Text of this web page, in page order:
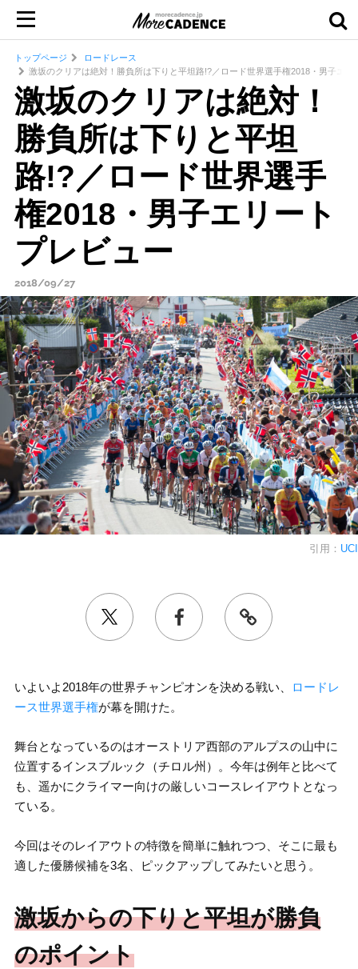
トップページ
ロードレース
激坂のクリアは絶対！勝負所は下りと平坦路!?／ロード世界選手権2018・男子エリ
激坂のクリアは絶対！
勝負所は下りと平坦
路!?／ロード世界選手
権2018・男子エリート
プレビュー
2018/09/27
引用： UCI
いよいよ2018年の世界チャンピオンを決める戦い、
ロードレ
ース世界選手権が幕を開けた。
舞台となっているのはオーストリア西部のアルプスの山中に
位置するインスブルック（チロル州）。今年は例年と比べて
も、遥かにクライマー向けの厳しいコースレイアウトとなっ
ている。
今回はそのレイアウトの特徴を簡単に触れつつ、そこに最も
適した優勝候補を3名、ピックアップしてみたいと思う。
激坂からの下りと平坦が勝負
のポイント